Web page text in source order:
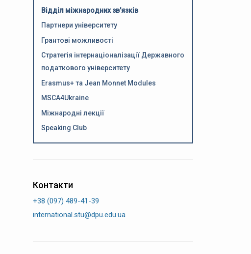
Відділ міжнародних зв'язків
Партнери університету
Грантові можливості
Стратегія інтернаціоналізації Державного
податкового університету
Erasmus+ та Jean Monnet Modules
MSCA4Ukraine
Міжнародні лекції
Speaking Club
Контакти
+38 (097) 489-41-39
international.stu@dpu.edu.ua